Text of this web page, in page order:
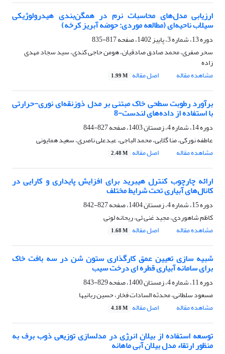
ارزیابی مدل‌‏‎های محاسبات نرم در همگن‌بندی هیدرولوژیکی
سیلاب ناحیه‌ای (مطالعه موردی: حوضه ‏آبریز کرخه)‏
دوره 13، شماره 3، پاییز 1402، صفحه
817-835
سحر صفری، محمد صادق صادقیان، هومن حاجی کندی، سید سجاد مهدی
زاده
مشاهده مقاله
اصل مقاله 1.99 M
برآورد رطوبت سطحی خاک مبتنی بر مدل ذوزنقه‌‌ای نوری-حرارتی
با استفاده از داده‌های لندست-8
دوره 14، شماره 4، زمستان 1403، صفحه
827-844
عاطفه نورکی، منا گلابی، محمد الباجی، عبدعلی ناصری، سعید همایونی
مشاهده مقاله
اصل مقاله 2.48 M
ارائه چارچوب کنترل هیبرید برای افزایش پایداری و کارایی در
کانال‌های آبیاری تحت شرایط مختلف
دوره 15، شماره 4، زمستان 1404، صفحه
827-842
کاظم شاهوردی، مجید غنی ئی، ریحانه لونی
مشاهده مقاله
اصل مقاله 1.68 M
شبیه سازی تعیین عمق کارگذاری ستون شن در سه بافت خاک
برای سامانه آبیاری قطره ای درخت سیب
دوره 11، شماره 4، زمستان 1400، صفحه
829-843
مسعود سلطانی، محدثه السادات فخار، حسین ربانیها
مشاهده مقاله
اصل مقاله 4.18 M
توسعه استفاده از بیلان انرژی در مدلسازی توزیعی ذوب برف به
منظور ارتقاء مدل بیلان آبی ماهانه